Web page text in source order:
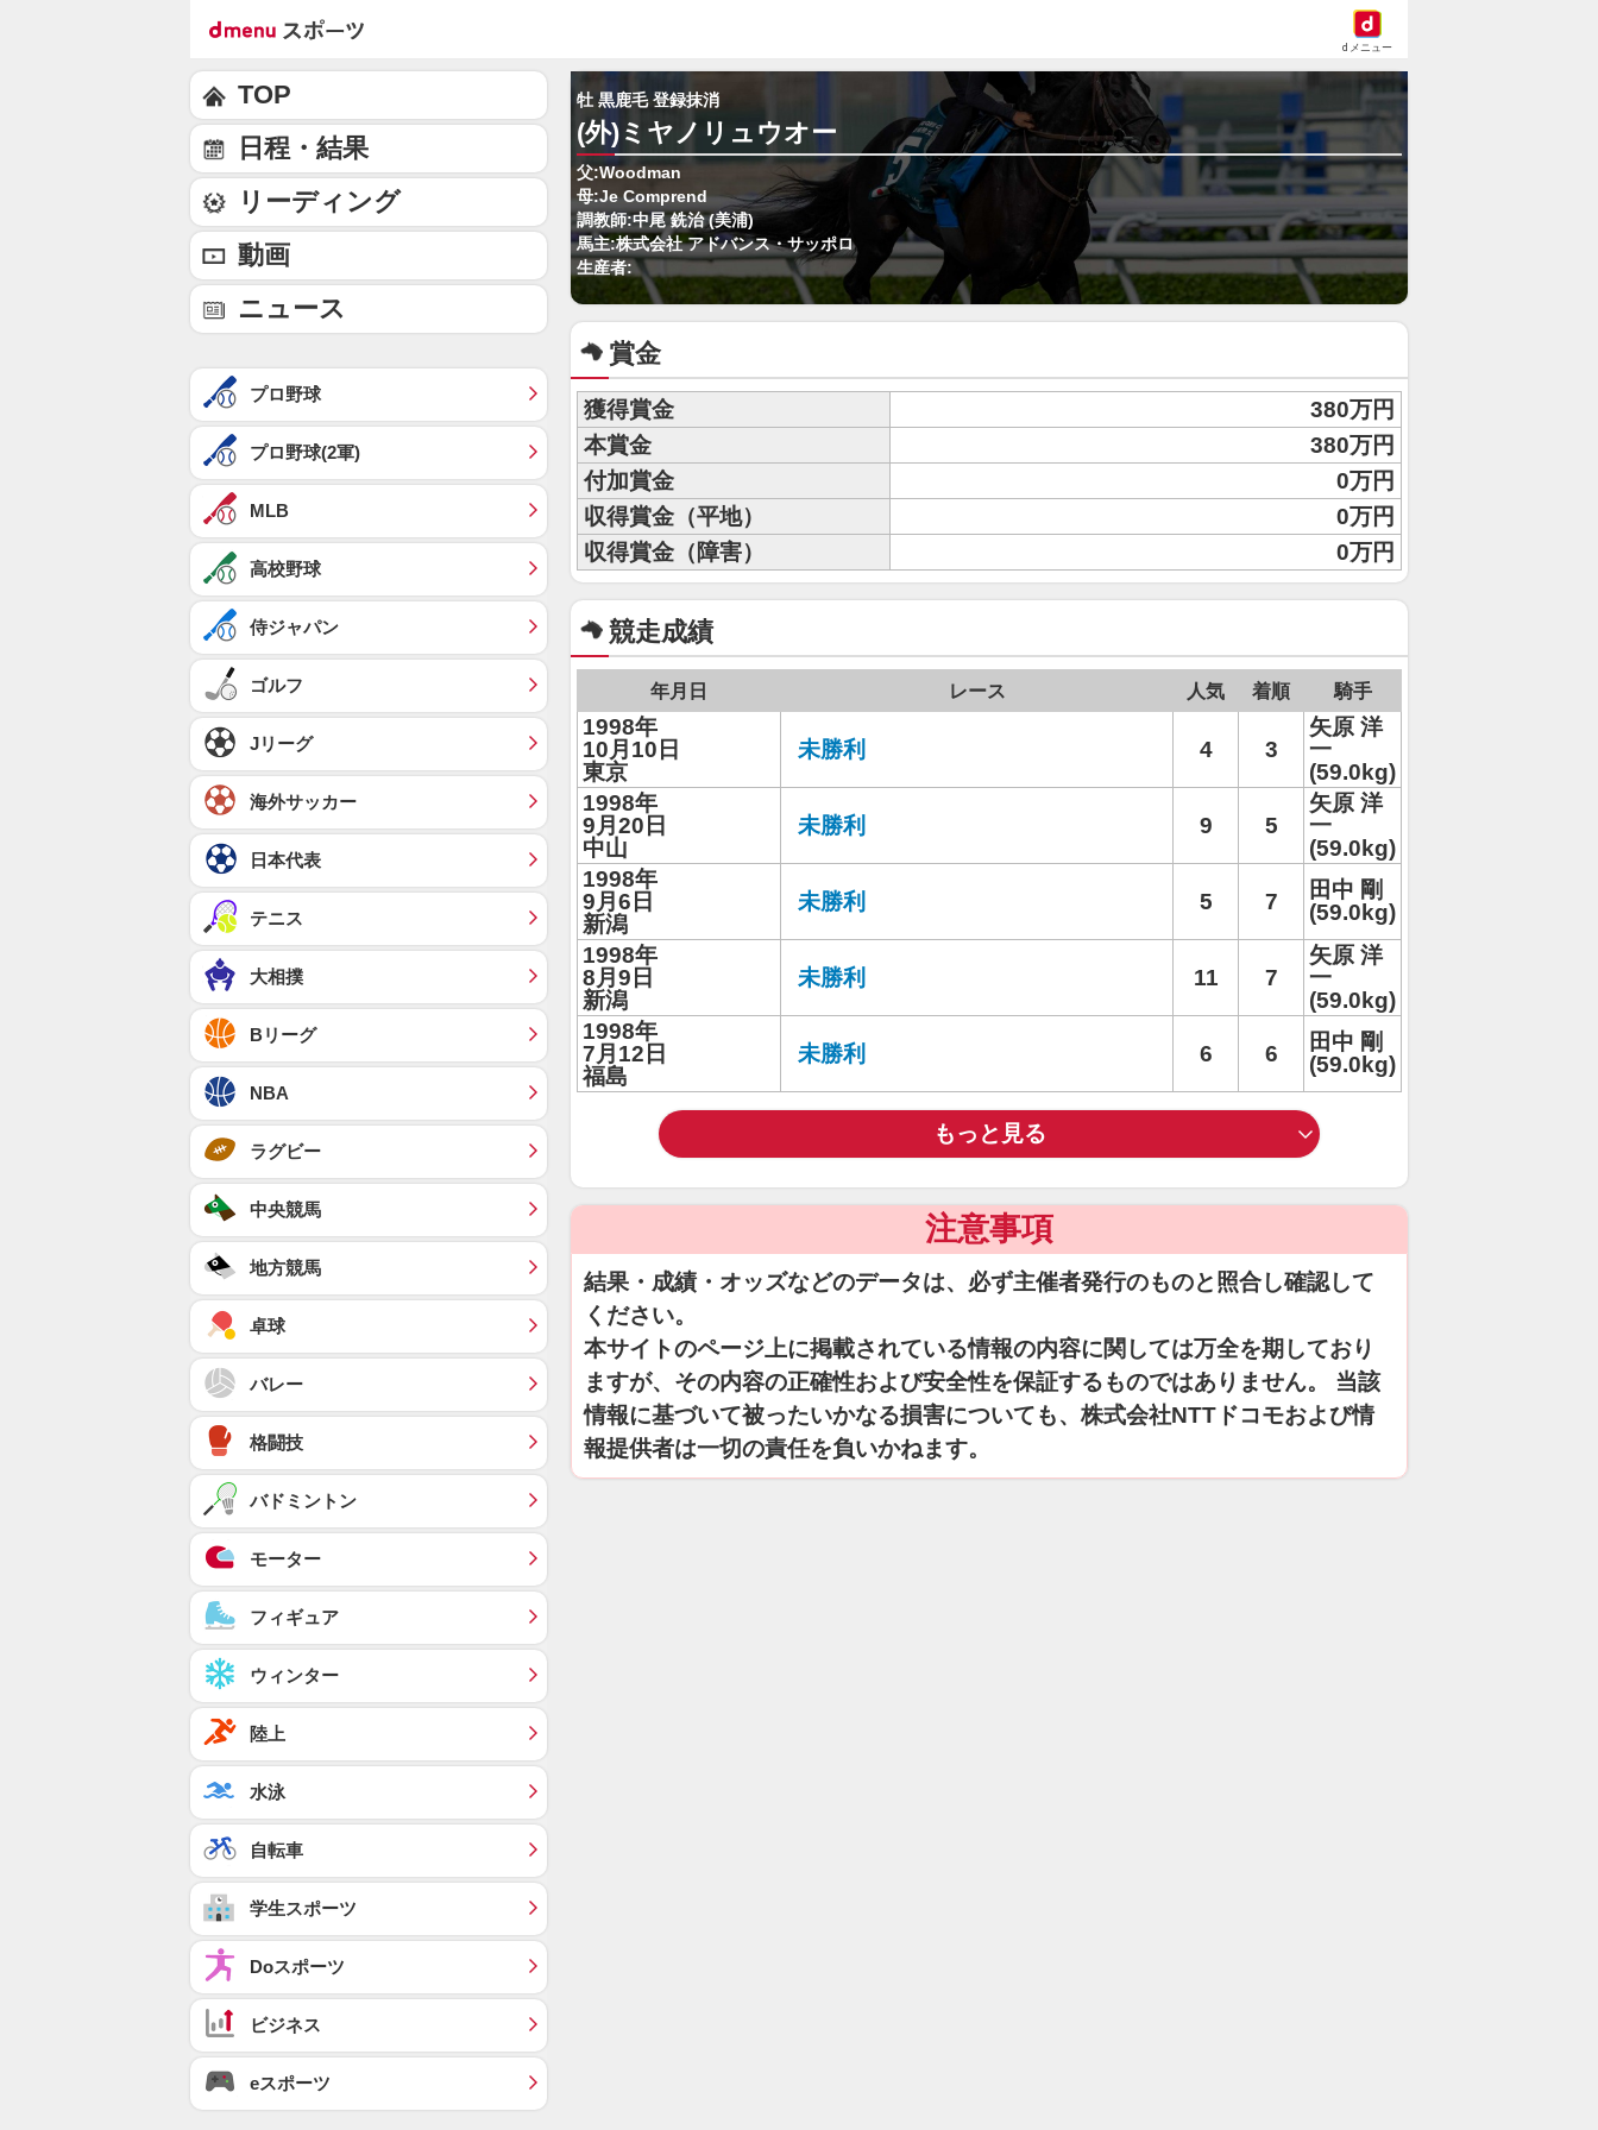
dメニュー
牡 黒鹿毛 登録抹消
(外)ミヤノリュウオー
父:Woodman
母:Je Comprend
調教師:中尾 銑治 (美浦)
馬主:株式会社 アドバンス・サッポロ
生産者:
賞金
獲得賞金
380万円
本賞金
380万円
付加賞金
0万円
収得賞金（平地）
0万円
収得賞金（障害）
0万円
競走成績
年月日 レース 人気 着順 騎手
1998年
10月10日
東京
未勝利 4 3
矢原 洋
一
(59.0kg)
1998年
9月20日
中山
未勝利 9 5
矢原 洋
一
(59.0kg)
1998年
9月6日
新潟
未勝利 5 7
田中 剛
(59.0kg)
1998年
8月9日
新潟
未勝利 11 7
矢原 洋
一
(59.0kg)
1998年
7月12日
福島
未勝利 6 6
田中 剛
(59.0kg)
もっと見る
注意事項
結果・成績・オッズなどのデータは、必ず主催者発行のものと照合し確認して
ください。
本サイトのページ上に掲載されている情報の内容に関しては万全を期しており
ますが、その内容の正確性および安全性を保証するものではありません。 当該
情報に基づいて被ったいかなる損害についても、株式会社NTTドコモおよび情
報提供者は一切の責任を負いかねます。
TOP
日程・結果
リーディング
動画
ニュース
プロ野球
プロ野球(2軍)
MLB
高校野球
侍ジャパン
ゴルフ
Jリーグ
海外サッカー
日本代表
テニス
大相撲
Bリーグ
NBA
ラグビー
中央競馬
地方競馬
卓球
バレー
格闘技
バドミントン
モーター
フィギュア
ウィンター
陸上
水泳
自転車
学生スポーツ
Doスポーツ
ビジネス
eスポーツ